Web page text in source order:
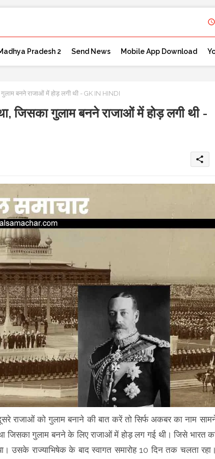
Pradesh 2 Send News Mobile App Download
गुलाम बनने राजाओं में होड़ लगी थी - GK IN HINDI
जिसका गुलाम बनने राजाओं में होड़ लगी थी -
share
राजाओं को गुलाम बनाने की बात करें तो सिर्फ अकबर का नाम
जिसका गुलाम बनने के लिए राजाओं में होड़ लग गई थी। जिसे भारत
उसके राज्याभिषेक के बाद स्वागत समारोह 10 दिन तक चलता